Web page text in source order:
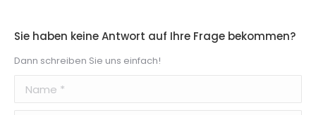
Sie haben keine Antwort auf Ihre Frage bekommen?
Dann schreiben Sie uns einfach!